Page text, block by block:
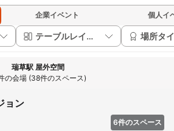
企業イベント 個人イ
テーブルレイアウト 場所タ
瑞草駅 屋外空間
の会場 (38件のスペース)
ョン
6件のスペース